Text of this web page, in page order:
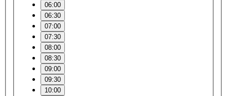
06:00
06:30
07:00
07:30
08:00
08:30
09:00
09:30
10:00